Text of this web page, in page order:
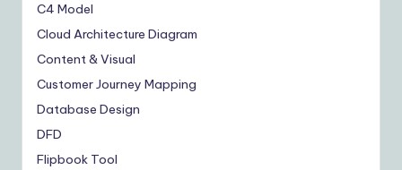
C4 Model
Cloud Architecture Diagram
Content & Visual
Customer Journey Mapping
Database Design
DFD
Flipbook Tool